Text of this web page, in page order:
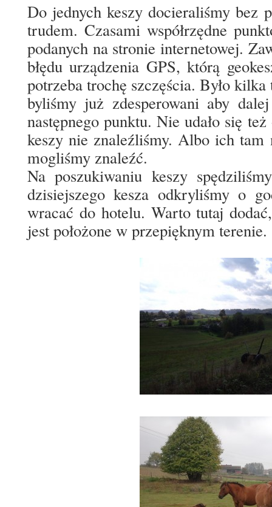
Do jednych keszy docieraliśmy bez
trudem. Czasami współrzędne
podanych na stronie internetowej.
błędu urządzenia GPS, którą
potrzeba trochę szczęścia. Było
byliśmy już zdesperowani aby
następnego punktu. Nie udało się
keszy nie znaleźliśmy. Albo ich tam
mogliśmy znaleźć.
Na poszukiwaniu keszy
dzisiejszego kesza odkryliśmy o
wracać do hotelu. Warto tutaj
jest położone w przepięknym terenie.